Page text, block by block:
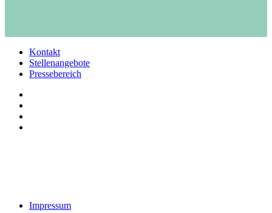
Kontakt
Stellenangebote
Pressebereich
Impressum